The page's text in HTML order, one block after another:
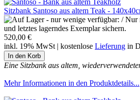
Sitzbank Santoso aus altem Teak -
und letztes lagerndes Exemplar sichern.
520,00 €
inkl. 19% MwSt | kostenlose Lieferung in
Eine Sitzbank aus altem,
Mehr Informationen in den Produktdetails...